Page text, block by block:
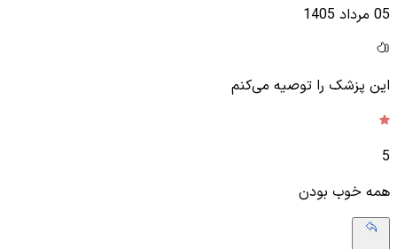
05 مرداد 1405
این پزشک را توصیه می‌کنم
5
همه خوب بودن